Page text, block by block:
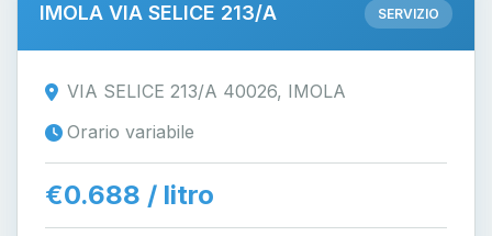
IMOLA VIA SELICE 213/A SERVIZIO
VIA SELICE 213/A 40026, IMOLA
Orario variabile
€0.688 / litro